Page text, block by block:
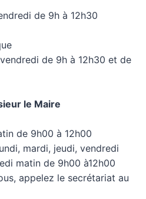
de 9h à 12h30
de 9h à 12h30 et de
le Maire
de 9h00 à 12h00
mardi, jeudi, vendredi
matin de 9h00 à12h00
appelez le secrétariat au